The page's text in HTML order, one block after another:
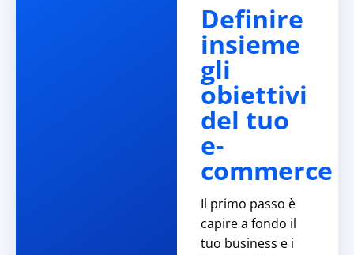
Definire
insieme
gli
obiettivi
del tuo
e-
commerce
Il primo passo è
capire a fondo il
tuo business e i